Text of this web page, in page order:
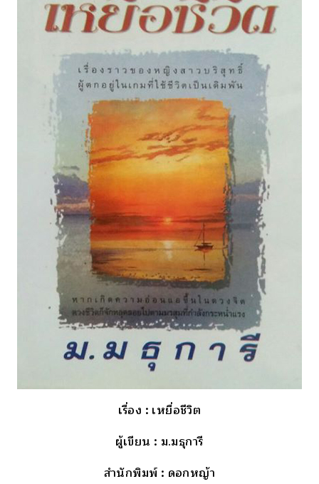
เรื่อง : เหยื่อชีวิต
ผู้เขียน : ม.มธุการี
สำนักพิมพ์ : ดอกหญ้า